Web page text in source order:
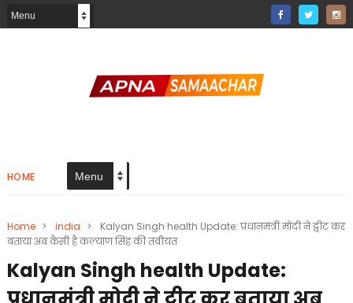
HOME
Home > india >
Kalyan Singh health Update: प्रधानमंत्री मोदी ने ट्वीट कर
बताया अब कैसी है कल्याण सिंह की तबीयत
Kalyan Singh health Update: